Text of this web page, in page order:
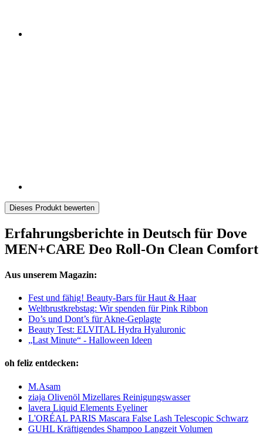
Dieses Produkt bewerten
Erfahrungsberichte in Deutsch für Dove
MEN+CARE Deo Roll-On Clean Comfort
Aus unserem Magazin:
Fest und fähig! Beauty-Bars für Haut & Haar
Weltbrustkrebstag: Wir spenden für Pink Ribbon
Do’s und Dont’s für Akne-Geplagte
Beauty Test: ELVITAL Hydra Hyaluronic
„Last Minute“ - Halloween Ideen
oh feliz entdecken:
M.Asam
ziaja Olivenöl Mizellares Reinigungswasser
lavera Liquid Elements Eyeliner
L'ORÉAL PARIS Mascara False Lash Telescopic Schwarz
GUHL Kräftigendes Shampoo Langzeit Volumen